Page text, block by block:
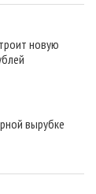
новую
вырубке